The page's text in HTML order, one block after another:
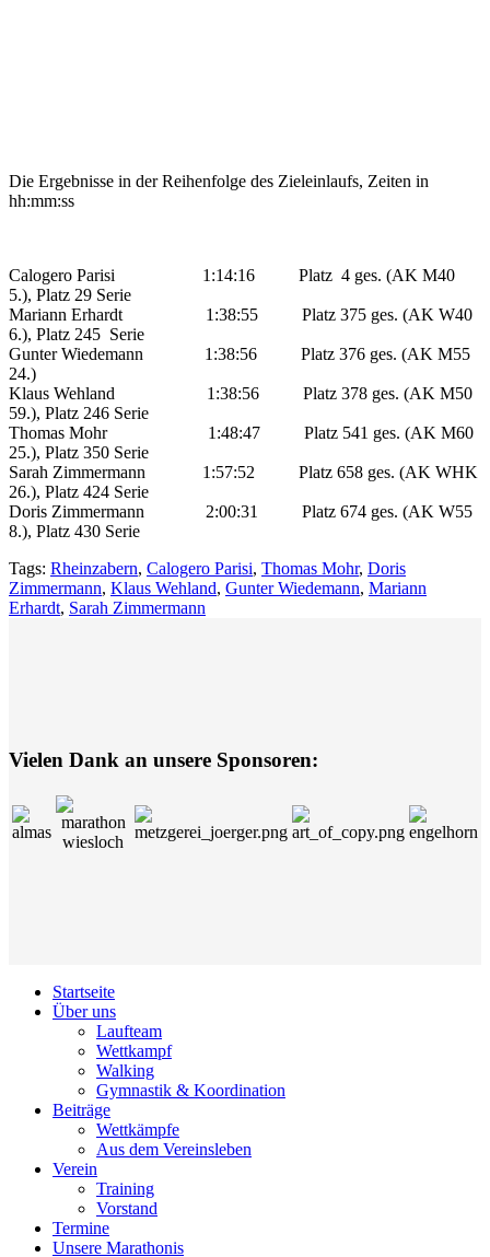
Die Ergebnisse in der Reihenfolge des Zieleinlaufs, Zeiten in
hh:mm:ss
Calogero Parisi 1:14:16 Platz 4 ges. (AK M40
5.), Platz 29 Serie
Mariann Erhardt 1:38:55 Platz 375 ges. (AK W40
6.), Platz 245 Serie
Gunter Wiedemann 1:38:56 Platz 376 ges. (AK M55
24.)
Klaus Wehland 1:38:56 Platz 378 ges. (AK M50
59.), Platz 246 Serie
Thomas Mohr 1:48:47 Platz 541 ges. (AK M60
25.), Platz 350 Serie
Sarah Zimmermann 1:57:52 Platz 658 ges. (AK WHK
26.), Platz 424 Serie
Doris Zimmermann 2:00:31 Platz 674 ges. (AK W55
8.), Platz 430 Serie
Tags: Rheinzabern, Calogero Parisi, Thomas Mohr, Doris
Zimmermann, Klaus Wehland, Gunter Wiedemann, Mariann
Erhardt, Sarah Zimmermann
Vielen Dank an unsere Sponsoren:
Startseite
Über uns
Laufteam
Wettkampf
Walking
Gymnastik & Koordination
Beiträge
Wettkämpfe
Aus dem Vereinsleben
Verein
Training
Vorstand
Termine
Unsere Marathonis